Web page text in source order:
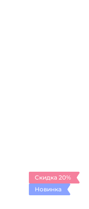
Скидка 20%
Новинка